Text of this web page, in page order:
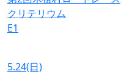
クリテリウム
E1
5.24(日)